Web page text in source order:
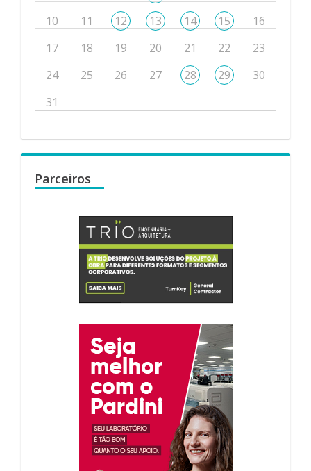
10
11 12 13 14 15
16
17
18 19 20 21 22
23
24
25 26 27 28 29
30
31
Parceiros